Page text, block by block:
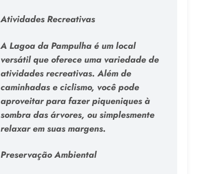
Atividades Recreativas
A Lagoa da Pampulha é um local
versátil que oferece uma variedade de
atividades recreativas. Além de
caminhadas e ciclismo, você pode
aproveitar para fazer piqueniques à
sombra das árvores, ou simplesmente
relaxar em suas margens.
Preservação Ambiental